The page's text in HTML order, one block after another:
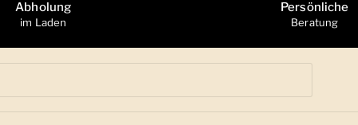
Abholung
im Laden
Persönliche
Beratung